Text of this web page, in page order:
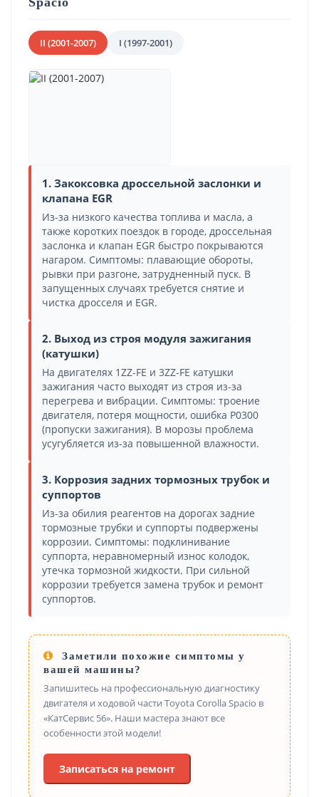
II (2001-2007) I (1997-2001)
1. Закоксовка дроссельной заслонки и
клапана EGR
Из-за низкого качества топлива и масла, а
также коротких поездок в городе, дроссельная
заслонка и клапан EGR быстро покрываются
нагаром. Симптомы: плавающие обороты,
рывки при разгоне, затрудненный пуск. В
запущенных случаях требуется снятие и
чистка дросселя и EGR.
2. Выход из строя модуля зажигания
(катушки)
На двигателях 1ZZ-FE и 3ZZ-FE катушки
зажигания часто выходят из строя из-за
перегрева и вибрации. Симптомы: троение
двигателя, потеря мощности, ошибка P0300
(пропуски зажигания). В морозы проблема
усугубляется из-за повышенной влажности.
3. Коррозия задних тормозных трубок и
суппортов
Из-за обилия реагентов на дорогах задние
тормозные трубки и суппорты подвержены
коррозии. Симптомы: подклинивание
суппорта, неравномерный износ колодок,
утечка тормозной жидкости. При сильной
коррозии требуется замена трубок и ремонт
суппортов.
Заметили похожие симптомы у
вашей машины?
Запишитесь на профессиональную диагностику
двигателя и ходовой части Toyota Corolla Spacio в
«КатСервис 56». Наши мастера знают все
особенности этой модели!
Записаться на ремонт